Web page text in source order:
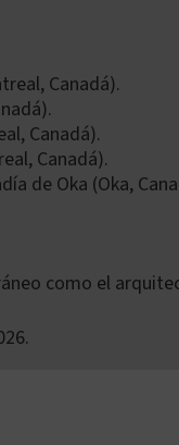
Canadá).
Canadá).
Canadá).
de Oka (Oka,
como el